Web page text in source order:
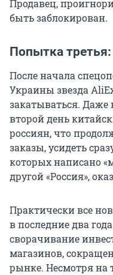
Продавец,
быть заблокирован.
Попытка
После начала
Украины звезда
закатываться. Даже
второй день
россиян, что
заказы, усидеть
которых написано
другой «Россия»,
Практически все
в последние два
сворачивание
магазинов,
рынке. Несмотря на